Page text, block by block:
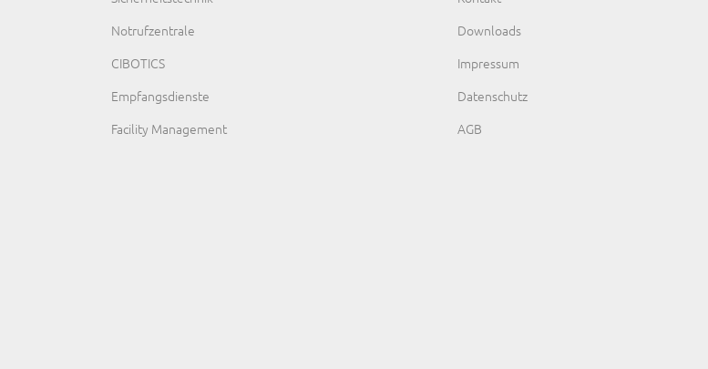
Notrufzentrale
CIBOTICS
Empfangsdienste
Facility Management
Downloads
Impressum
Datenschutz
AGB